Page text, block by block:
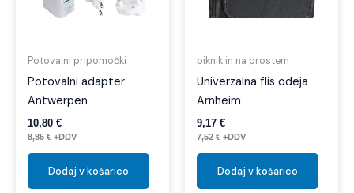
Potovalni pripomočki
Potovalni adapter
Antwerpen
10,80 €
8,85 € +DDV
Dodaj v košarico
piknik in na prostem
Univerzalna flis odeja
Arnheim
9,17 €
7,52 € +DDV
Dodaj v košarico